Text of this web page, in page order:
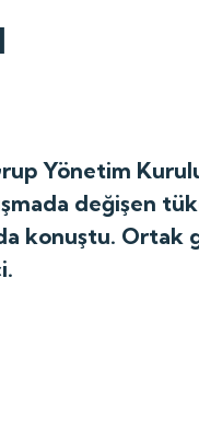
Yönetim
değişen
konuştu. Ortak